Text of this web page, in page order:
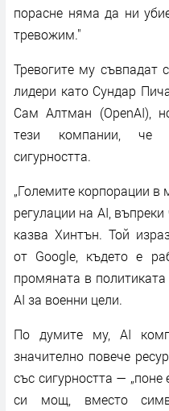
порасне няма да ни
тревожим."
Тревогите му съвпадат
лидери като Сундар
Сам Алтман (OpenAI),
тези компании, че
сигурността.
„Големите корпорации
регулации на AI,
казва Хинтън. Той
от Google, където е
промяната в
AI за военни цели.
По думите му, AI
значително повече
със сигурността —
си мощ, вместо